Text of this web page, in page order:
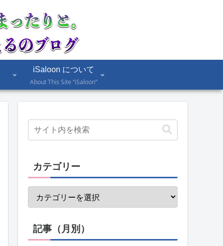
iSaloon について
About This Site “iSaloon”
カテゴリー
記事（月別）